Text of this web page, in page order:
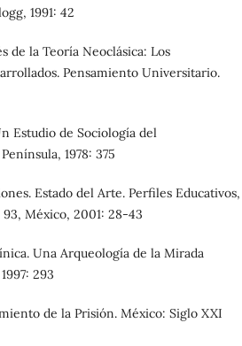
1991: 42
de la Teoría Neoclásica: Los
Pensamiento Universitario.
Estudio de Sociología del
1978: 375
Estado del Arte. Perfiles Educativos,
México, 2001: 28-43
Una Arqueología de la Mirada
293
de la Prisión. México: Siglo XXI